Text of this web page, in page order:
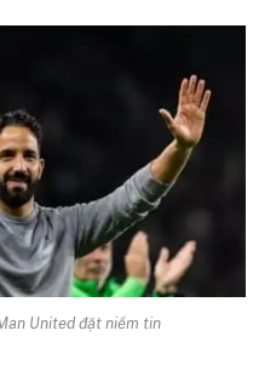
United đặt niềm tin